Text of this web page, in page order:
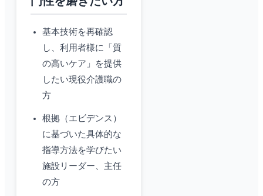
基本技術を再確認
し、利用者様に「質
の高いケア」を提供
したい現役介護職の
方
根拠（エビデンス）
に基づいた具体的な
指導方法を学びたい
施設リーダー、主任
の方